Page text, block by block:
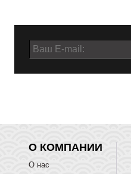
О КОМПАНИИ
О нас